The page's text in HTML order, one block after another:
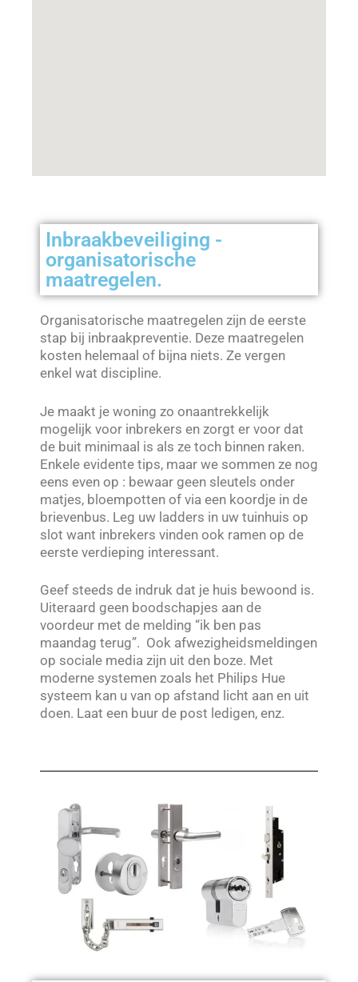
Inbraakbeveiliging -
organisatorische
maatregelen.
Organisatorische maatregelen zijn de eerste
stap bij inbraakpreventie. Deze maatregelen
kosten helemaal of bijna niets. Ze vergen
enkel wat discipline.
Je maakt je woning zo onaantrekkelijk
mogelijk voor inbrekers en zorgt er voor dat
de buit minimaal is als ze toch binnen raken.
Enkele evidente tips, maar we sommen ze nog
eens even op : bewaar geen sleutels onder
matjes, bloempotten of via een koordje in de
brievenbus. Leg uw ladders in uw tuinhuis op
slot want inbrekers vinden ook ramen op de
eerste verdieping interessant.
Geef steeds de indruk dat je huis bewoond is.
Uiteraard geen boodschapjes aan de
voordeur met de melding “ik ben pas
maandag terug”. Ook afwezigheidsmeldingen
op sociale media zijn uit den boze. Met
moderne systemen zoals het Philips Hue
systeem kan u van op afstand licht aan en uit
doen. Laat een buur de post ledigen, enz.